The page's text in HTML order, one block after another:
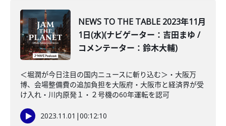
NEWS TO THE TABLE 2023年11月
1日(水)(ナビゲーター：吉田まゆ /
コメンテーター：鈴木大輔)
＜堀潤が今日注目の国内ニュースに斬り込む＞・大阪万
博、会場整備費の追加負担を大阪府・大阪市と経済界が受
け入れ・川内原発１・２号機の60年運転を認可
2023.11.01 |00:12:10